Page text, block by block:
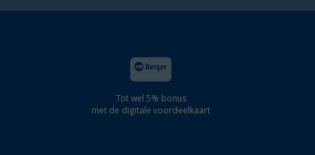
Tot wel 5% bonus
met de digitale voordeelkaart